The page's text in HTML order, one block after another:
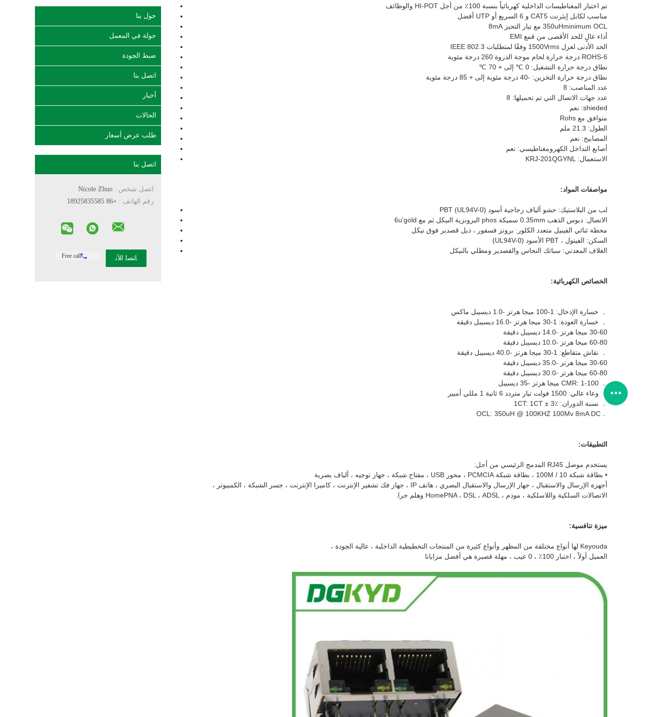
حول بنا
جولة في المعمل
ضبط الجودة
اتصل بنا
أخبار
الحالات
طلب عرض أسعار
اتصل بنا
اتصل شخص :
رقم الهاتف : +86 18925835585
Free call
تم اختبار المغناطيسات الداخلية كهربائياً بنسبة 100٪ من أجل HI-POT والوظائف
مناسب لكابل إيثرنت CAT5 و 6 السريع أو UTP أفضل
350uHminimum OCL مع تيار التحيز 8mA
أداء عالٍ للحد الأقصى من قمع EMI
الحد الأدنى لعزل 1500Vrms وفقًا لمتطلبات IEEE 802.3
ROHS-6 درجة حرارة لحام موجة الذروة 260 درجة مئوية
نطاق درجة حرارة التشغيل: 0 ℃ إلى + 70 ℃
نطاق درجة حرارة التخزين: -40 درجة مئوية إلى + 85 درجة مئوية
عدد المناصب: 8
عدد جهات الاتصال التي تم تحميلها: 8
shieded: نعم
متوافق مع Rohs
الطول: 21.3 ملم
المصابيح: نعم
أصابع التداخل الكهرومغناطيسي: نعم
الاستعمال: KRJ-201QGYNL
مواصفات المواد:
لب من البلاستيك: حشو ألياف زجاجية أسود PBT (UL94V-0)
الاتصال: دبوس الذهب 0.35mm سميكة phos البرونزية النيكل ثم مع 6u'gold
محطة ثنائي الفينيل متعدد الكلور: برونز فسفور ، ذيل قصدير فوق نيكل
السكن: الفينول ، PBT الأسود (UL94V-0)
الغلاف المعدني: سبائك النحاس والقصدير ومطلي بالنيكل
الخصائص الكهربائية:
． خسارة الإدخال: 1-100 ميجا هرتز -1.0 ديسيبل ماكس
． خسارة العودة: 1-30 ميجا هرتز -16.0 ديسيبل دقيقة
30-60 ميجا هرتز -14.0 ديسيبل دقيقة
60-80 ميجا هرتز -10.0 ديسيبل دقيقة
． نقاش متقاطع: 1-30 ميجا هرتز -40.0 ديسيبل دقيقة
30-60 ميجا هرتز -35.0 ديسيبل دقيقة
60-80 ميجا هرتز -30.0 ديسيبل دقيقة
． CMR: 1-100 ميجا هرتز -35 ديسيبل
． وعاء عالي: 1500 فولت تيار متردد 6 ثانية 1 مللي أمبير
． نسبة الدوران: 1CT: 1CT ± 3٪
．OCL: 350uH @ 100KHZ 100Mv 8mA DC
التطبيقات:
يستخدم موصل RJ45 المدمج الرئيسي من أجل:
• بطاقة شبكة 10 / 100M ، بطاقة شبكة PCMCIA ، محور USB ، مفتاح شبكة ، جهاز توجيه ، ألياف بصرية
أجهزة الإرسال والاستقبال ، جهاز الإرسال والاستقبال البصري ، هاتف IP ، جهاز فك تشفير الإنترنت ، كاميرا الإنترنت ، جسر الشبكة ، الكمبيوتر ،
الاتصالات السلكية واللاسلكية ، مودم ، HomePNA ، DSL ، ADSL وهلم جرا.
ميزة تنافسية:
Keyouda لها أنواع مختلفة من المظهر وأنواع كثيرة من المنتجات التخطيطية الداخلية ، عالية الجودة ،
العميل أولاً ، اختبار 100٪ ، 0 عيب ، مهلة قصيرة هي أفضل مزايانا